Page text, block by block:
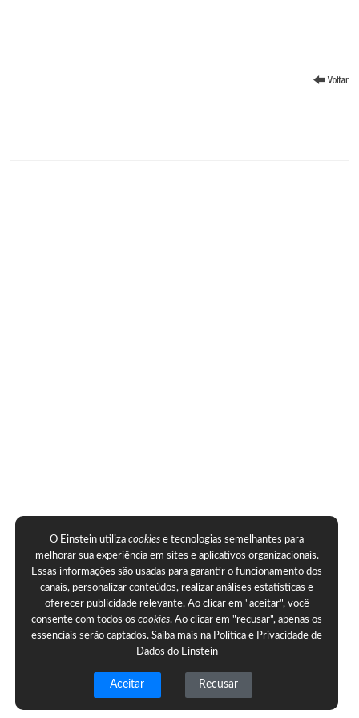
O Einstein utilizacookies e tecnologias semelhantes para
melhorar sua experiência em sites e aplicativos organizacionais.
Essas informações são usadas para garantir o funcionamento dos
canais, personalizar conteúdos, realizar análises estatísticas e
oferecer publicidade relevante. Ao clicar em "aceitar", você
consente com todos oscookies. Ao clicar em "recusar", apenas os
essenciais serão captados. Saiba mais na Política e Privacidade de
Dados do Einstein
Aceitar Recusar